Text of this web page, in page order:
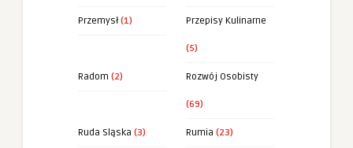
Przemysł (1) Przepisy Kulinarne
(5)
Radom (2) Rozwój Osobisty
(69)
Ruda Sląska (3) Rumia (23)